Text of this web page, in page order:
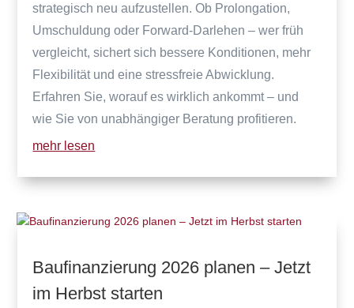
strategisch neu aufzustellen. Ob Prolongation,
Umschuldung oder Forward-Darlehen – wer früh
vergleicht, sichert sich bessere Konditionen, mehr
Flexibilität und eine stressfreie Abwicklung.
Erfahren Sie, worauf es wirklich ankommt – und
wie Sie von unabhängiger Beratung profitieren.
mehr lesen
Baufinanzierung 2026 planen – Jetzt
im Herbst starten